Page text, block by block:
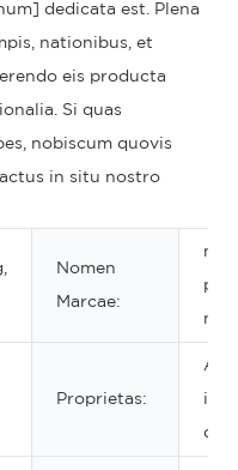
dedicata est. Plena
nationibus, et
eis producta
Si quas
nobiscum quovis
in situ nostro
Nomen
Marcae:
Proprietas: